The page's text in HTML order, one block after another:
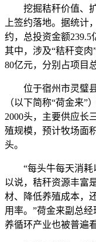
挖掘秸秆价值、扩
上签约落地。据统计
约，总投资金额239.5
其中，涉及“秸秆变
80亿元，分别占项目
位于宿州市灵璧县
（以下简称“荷金来”
2000头，主要供应长
殖规模，预计牧场面
头。
“每头牛每天消耗
以说，秸秆资源丰富
材、降低养殖成本，
用率。”荷金来副总
养循环产业也被普遍